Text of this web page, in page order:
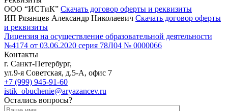
ООО “ИСТиК” Скачать договор оферты и реквизиты
ИП Рязанцев Александр Николаевич Скачать договор оферты
и реквизиты
Лицензия на осуществление образовательной деятельности
№4174 от 03.06.2020 серия 78Л04 № 0000066
Контакты
г. Санкт-Петербург,
ул.9-я Советская, д.5-А, офис 7
+7 (999) 945-91-60
istik_obuchenie@aryazancev.ru
Остались вопросы?